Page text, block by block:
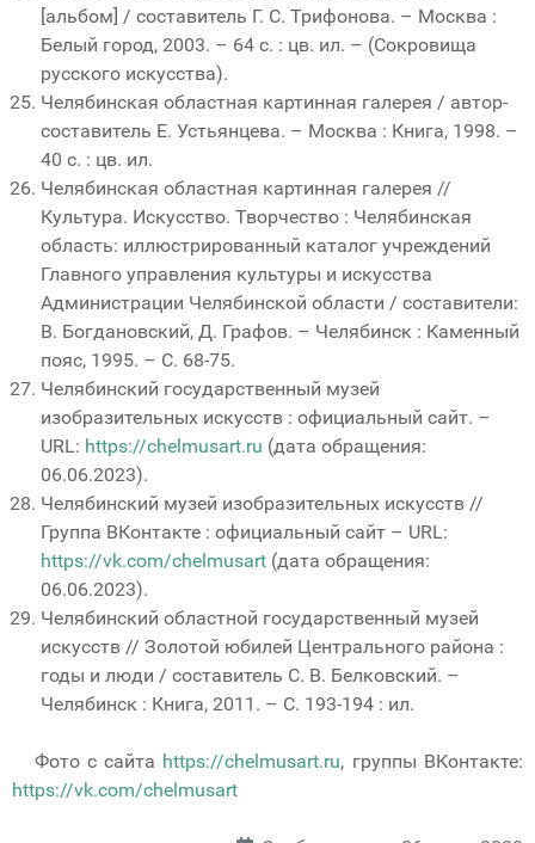
[альбом] / составитель Г. С. Трифонова. – Москва :
Белый город, 2003. – 64 с. : цв. ил. – (Сокровища
русского искусства).
Челябинская областная картинная галерея / автор-
составитель Е. Устьянцева. – Москва : Книга, 1998. –
40 с. : цв. ил.
Челябинская областная картинная галерея //
Культура. Искусство. Творчество : Челябинская
область: иллюстрированный каталог учреждений
Главного управления культуры и искусства
Администрации Челябинской области / составители:
В. Богдановский, Д. Графов. – Челябинск : Каменный
пояс, 1995. – С. 68-75.
Челябинский государственный музей
изобразительных искусств : официальный сайт. –
URL: https://chelmusart.ru (дата обращения:
06.06.2023).
Челябинский музей изобразительных искусств //
Группа ВКонтакте : официальный сайт – URL:
https://vk.com/chelmusart (дата обращения:
06.06.2023).
Челябинский областной государственный музей
искусств // Золотой юбилей Центрального района :
годы и люди / составитель С. В. Белковский. –
Челябинск : Книга, 2011. – С. 193-194 : ил.
Фото с сайта https://chelmusart.ru, группы ВКонтакте:
https://vk.com/chelmusart